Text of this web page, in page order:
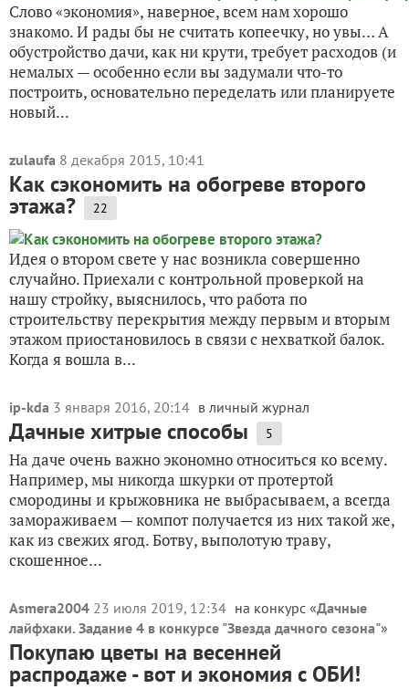
Слово «экономия», наверное, всем нам хорошо
знакомо. И рады бы не считать копеечку, но увы… А
обустройство дачи, как ни крути, требует расходов (и
немалых — особенно если вы задумали что-то
построить, основательно переделать или планируете
новый...
zulaufa 8 декабря 2015, 10:41
Как сэкономить на обогреве второго
этажа? 22
Идея о втором свете у нас возникла совершенно
случайно. Приехали с контрольной проверкой на
нашу стройку, выяснилось, что работа по
строительству перекрытия между первым и вторым
этажом приостановилось в связи с нехваткой балок.
Когда я вошла в...
ip-kda 3 января 2016, 20:14 в личный журнал
Дачные хитрые способы 5
На даче очень важно экономно относиться ко всему.
Например, мы никогда шкурки от протертой
смородины и крыжовника не выбрасываем, а всегда
замораживаем — компот получается из них такой же,
как из свежих ягод. Ботву, выполотую траву,
скошенное...
Asmera2004 23 июля 2019, 12:34 на конкурс «Дачные
лайфхаки. Задание 4 в конкурсе "Звезда дачного сезона"»
Покупаю цветы на весенней
распродаже - вот и экономия с ОБИ!